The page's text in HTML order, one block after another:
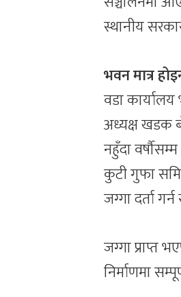
स्थानीय
भवन मात्र
वडा
अध्यक्ष खडक
नहुँदा
कुटी गुफा
जग्गा दर्ता
जग्गा प्राप्त
निर्माणमा